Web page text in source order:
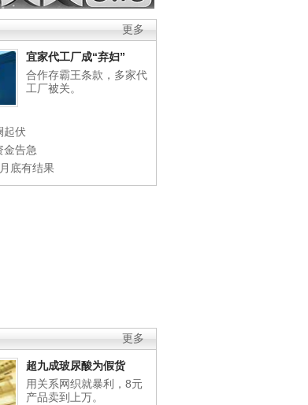
更多
宜家代工厂成“弃妇”
合作存霸王条款，多家代
工厂被关。
起伏
金告急
底有结果
更多
超九成玻尿酸为假货
用关系网织就暴利，8元
产品卖到上万。